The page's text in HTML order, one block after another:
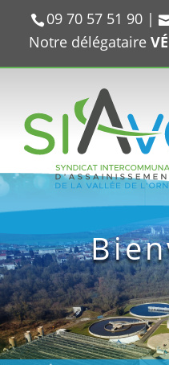
09 70 57 51 90|
Notre délégataire